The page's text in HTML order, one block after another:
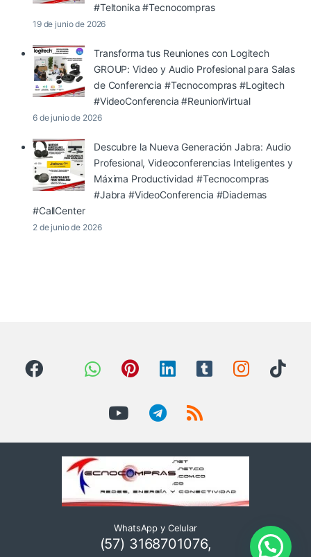
#Teltonika #Tecnocompras
19 de junio de 2026
Transforma tus Reuniones con Logitech
GROUP: Video y Audio Profesional para Salas
de Conferencia #Tecnocompras #Logitech
#VideoConferencia #ReunionVirtual
6 de junio de 2026
Descubre la Nueva Generación Jabra: Audio
Profesional, Videoconferencias Inteligentes y
Máxima Productividad #Tecnocompras
#Jabra #VideoConferencia #Diademas
#CallCenter
2 de junio de 2026
WhatsApp y Celular
(57) 3168701076,